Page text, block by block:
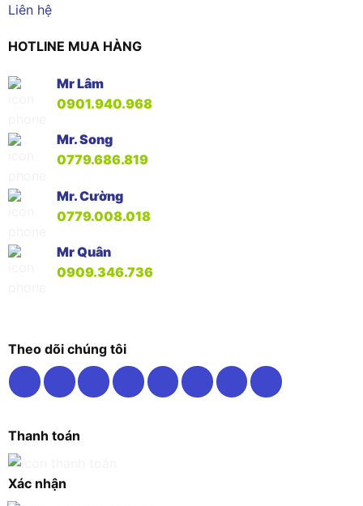
Liên hệ
HOTLINE MUA HÀNG
Mr Lâm
0901.940.968
Mr. Song
0779.686.819
Mr. Cường
0779.008.018
Mr Quân
0909.346.736
Theo dõi chúng tôi
Thanh toán
Xác nhận